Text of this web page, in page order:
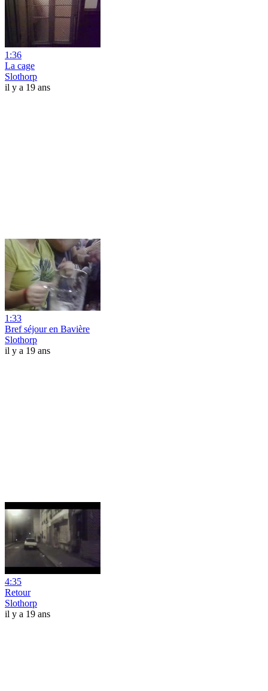
1:36
La cage
Slothorp
il y a 19 ans
1:33
Bref séjour en Bavière
Slothorp
il y a 19 ans
4:35
Retour
Slothorp
il y a 19 ans